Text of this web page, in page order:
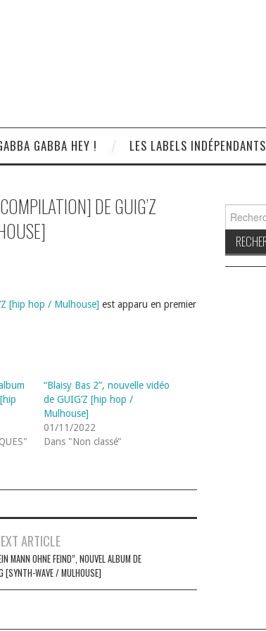
GABBA HEY ! LES LABELS INDÉPENDANTS
DE GUIG’Z
[hip hop / Mulhouse] est apparu en premier
“Blaisy Bas 2”, nouvelle vidéo
de GUIG’Z [hip hop /
Mulhouse]
01/11/2022
Dans "Non classé"
ARTICLE
MANN OHNE FEIND”, NOUVEL ALBUM DE
[SYNTH-WAVE / MULHOUSE]